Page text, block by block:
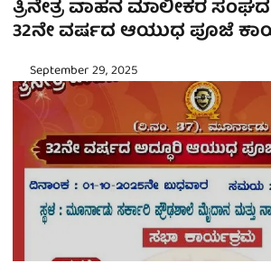
ತ್ರಿನೇತ್ರ ವಾಹನ ಮಾಲೀಕರ
32ನೇ ವರ್ಷದ ಆಯುಧ ಪೂಜೆ
September 29, 2025